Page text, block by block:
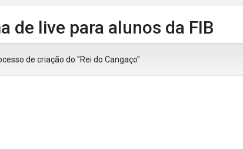
de live para alunos da FIB
de criação do "Rei do Cangaço"